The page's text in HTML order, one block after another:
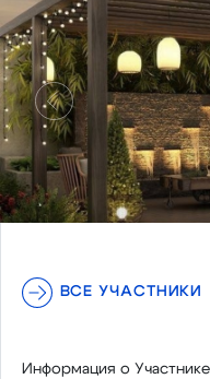
Предыдущий
ВСЕ УЧАСТНИКИ
Информация о